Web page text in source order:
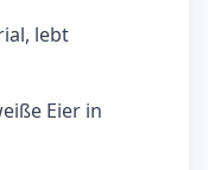
lebt
Eier in